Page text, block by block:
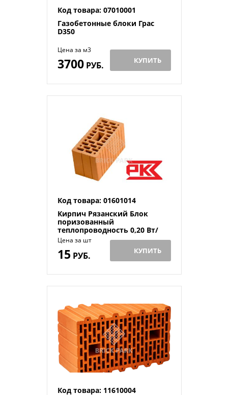
Код товара: 07010001
Газобетонные блоки Грас
D350
Цена за м3
3700РУБ. КУПИТЬ
Код товара: 01601014
Кирпич Рязанский Блок
поризованный
теплопроводность 0,20 Вт/
мºС
Цена за шт
15 РУБ. КУПИТЬ
Код товара: 11610004